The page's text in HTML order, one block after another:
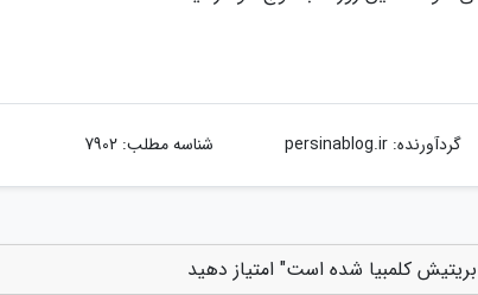
گردآورنده:persinablog.ir شناسه مطلب: 7902
کلمبیا شده است" امتیاز دهید